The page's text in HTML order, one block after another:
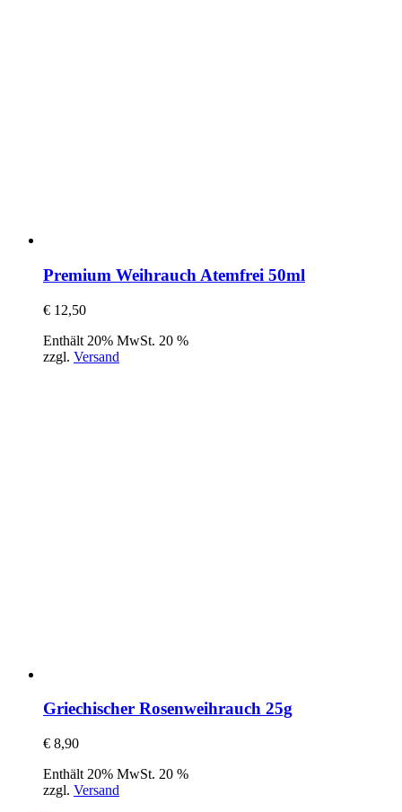
Premium Weihrauch Atemfrei 50ml
€ 12,50
Enthält 20% MwSt. 20 %
zzgl. Versand
Griechischer Rosenweihrauch 25g
€ 8,90
Enthält 20% MwSt. 20 %
zzgl. Versand